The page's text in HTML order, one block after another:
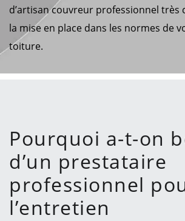
d’artisan couvreur professionnel
la mise en place dans les normes de
toiture.
Pourquoi a-t-on
d’un prestataire
professionnel
l’entretien